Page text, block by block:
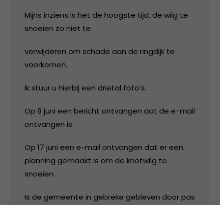
Mijns inziens is het de hoogste tijd, de wilg te
snoeien zo niet te
verwijderen om schade aan de ringdijk te
voorkomen.
Ik stuur u hierbij een drietal foto’s.
Op 8 juni een bericht ontvangen dat de e-mail
ontvangen is
Op 17 juni een e-mail ontvangen dat er een
planning gemaakt is om de knotwilg te
snoeien.
Is de gemeente in gebreke gebleven door pas